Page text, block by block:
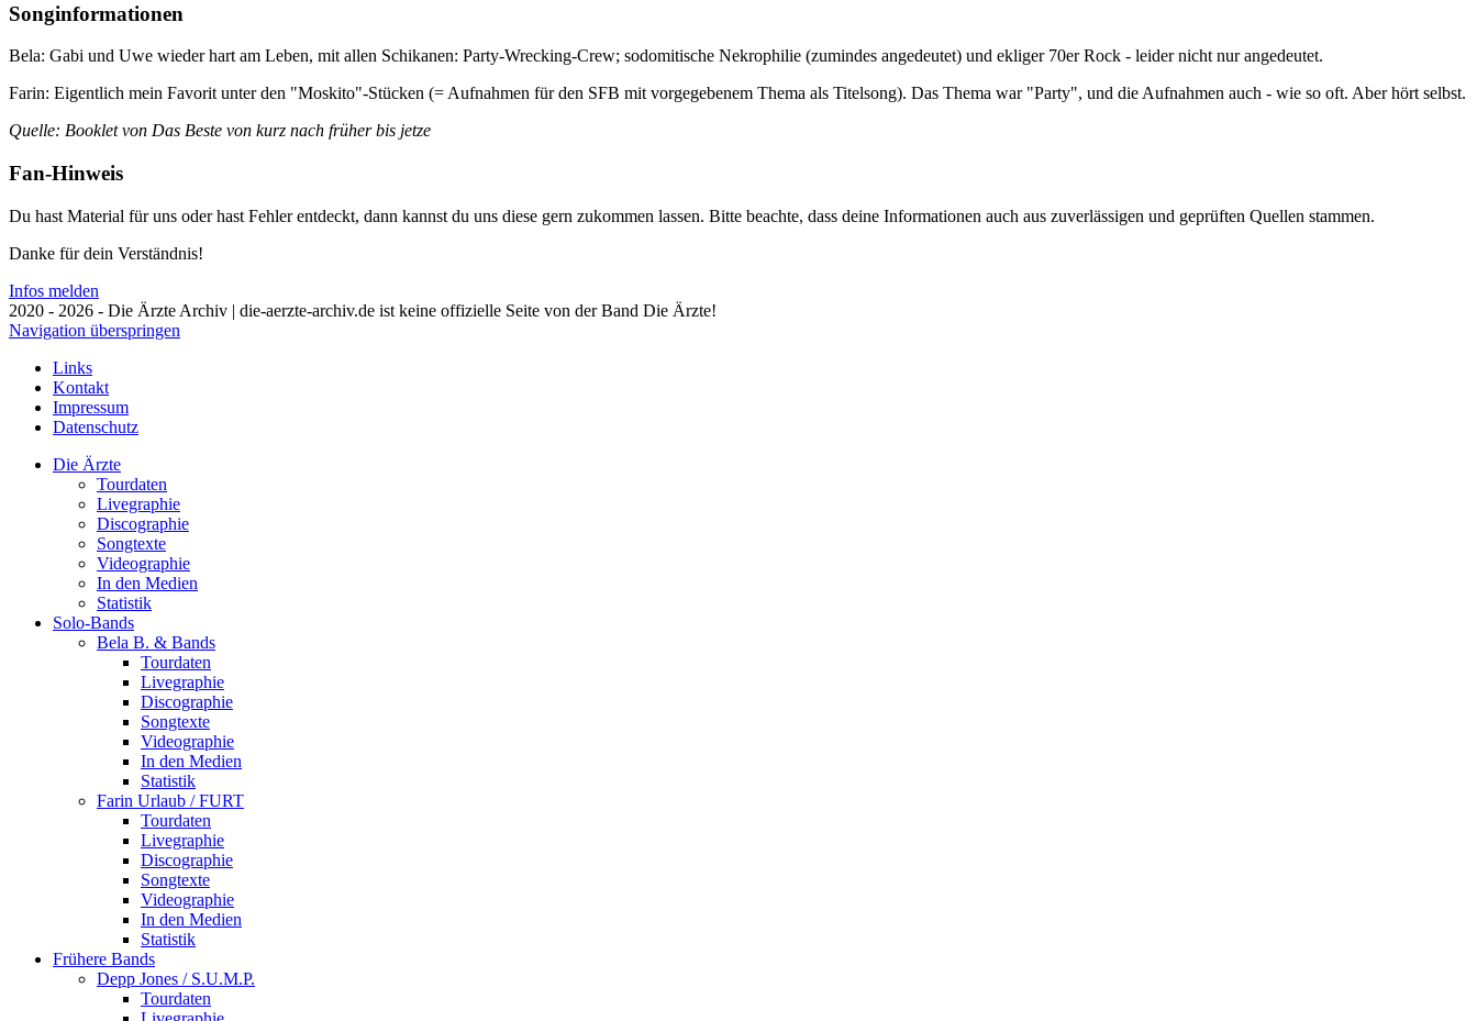
Songinformationen
Bela: Gabi und Uwe wieder hart am Leben, mit allen Schikanen: Party-Wrecking-Crew; sodomitische Nekrophilie (zumindes angedeutet) und ekliger 70er Rock - leider nicht nur angedeutet.
Farin: Eigentlich mein Favorit unter den "Moskito"-Stücken (= Aufnahmen für den SFB mit vorgegebenem Thema als Titelsong). Das Thema war "Party", und die Aufnahmen auch - wie so oft. Aber hört selbst.
Quelle: Booklet von Das Beste von kurz nach früher bis jetze
Fan-Hinweis
Du hast Material für uns oder hast Fehler entdeckt, dann kannst du uns diese gern zukommen lassen. Bitte beachte, dass deine Informationen auch aus zuverlässigen und geprüften Quellen stammen.
Danke für dein Verständnis!
Infos melden
2020 - 2026 - Die Ärzte Archiv | die-aerzte-archiv.de ist keine offizielle Seite von der Band Die Ärzte!
Navigation überspringen
Links
Kontakt
Impressum
Datenschutz
Die Ärzte
Tourdaten
Livegraphie
Discographie
Songtexte
Videographie
In den Medien
Statistik
Solo-Bands
Bela B. & Bands
Tourdaten
Livegraphie
Discographie
Songtexte
Videographie
In den Medien
Statistik
Farin Urlaub / FURT
Tourdaten
Livegraphie
Discographie
Songtexte
Videographie
In den Medien
Statistik
Frühere Bands
Depp Jones / S.U.M.P.
Tourdaten